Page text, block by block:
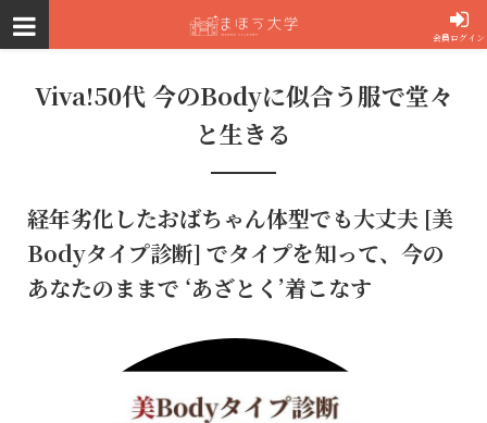
会員ログイン
Viva!50代 今のBodyに似合う服で堂々
と生きる
経年劣化したおばちゃん体型でも大丈夫 [美
Bodyタイプ診断] でタイプを知って、今の
あなたのままで ‘あざとく’着こなす